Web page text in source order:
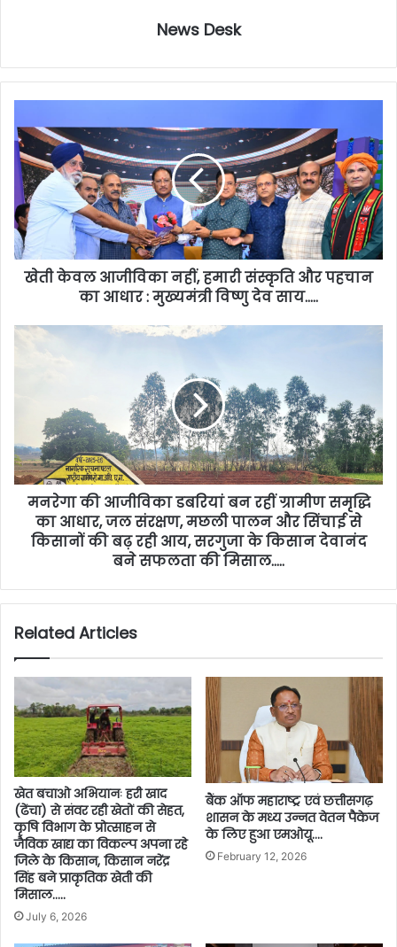
News Desk
खेती केवल आजीविका नहीं, हमारी संस्कृति और पहचान
का आधार : मुख्यमंत्री विष्णु देव साय…..
मनरेगा की आजीविका डबरियां बन रहीं ग्रामीण समृद्धि
का आधार, जल संरक्षण, मछली पालन और सिंचाई से
किसानों की बढ़ रही आय, सरगुजा के किसान देवानंद
बने सफलता की मिसाल…..
Related Articles
खेत बचाओ अभियानः हरी खाद
(ढेंचा) से संवर रही खेतों की सेहत,
कृषि विभाग के प्रोत्साहन से
जैविक खाद्य का विकल्प अपना रहे
जिले के किसान, किसान नरेंद्र
सिंह बने प्राकृतिक खेती की
मिसाल…..
July 6, 2026
बैंक ऑफ महाराष्ट्र एवं छत्तीसगढ़
शासन के मध्य उन्नत वेतन पैकेज
के लिए हुआ एमओयू….
February 12, 2026